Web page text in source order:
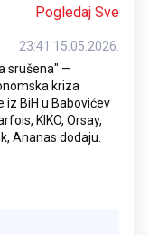
Pogledaj Sve
23:41 15.05.2026.
srušena" —
kriza
iz BiH u Babovićev
KIKO, Orsay,
Ananas dodaju.